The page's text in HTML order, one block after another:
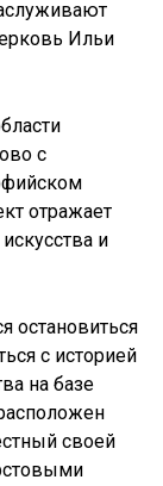
Ильи
с
отражает
и
остановиться
с историей
на базе
своей